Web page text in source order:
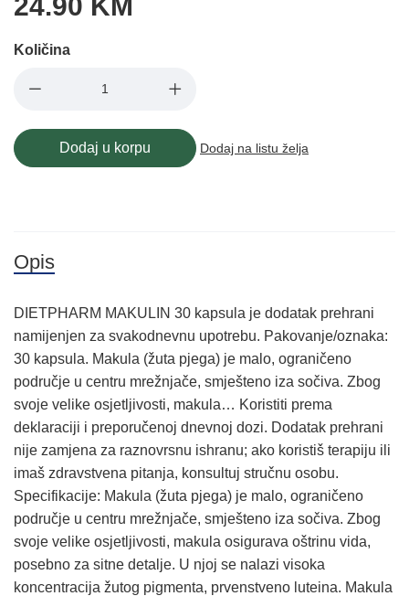
Količina
Dodaj u korpu Dodaj na listu želja
Opis
DIETPHARM MAKULIN 30 kapsula je dodatak prehrani
namijenjen za svakodnevnu upotrebu. Pakovanje/oznaka:
30 kapsula. Makula (žuta pjega) je malo, ograničeno
područje u centru mrežnjače, smješteno iza sočiva. Zbog
svoje velike osjetljivosti, makula… Koristiti prema
deklaraciji i preporučenoj dnevnoj dozi. Dodatak prehrani
nije zamjena za raznovrsnu ishranu; ako koristiš terapiju ili
imaš zdravstvena pitanja, konsultuj stručnu osobu.
Specifikacije: Makula (žuta pjega) je malo, ograničeno
područje u centru mrežnjače, smješteno iza sočiva. Zbog
svoje velike osjetljivosti, makula osigurava oštrinu vida,
posebno za sitne detalje. U njoj se nalazi visoka
koncentracija žutog pigmenta, prvenstveno luteina. Makula